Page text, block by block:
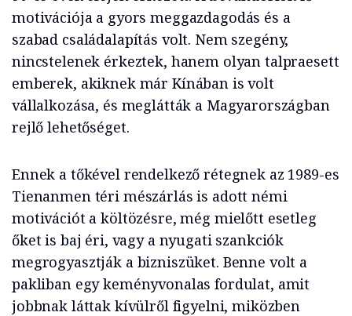
motivációja a gyors meggazdagodás és a
szabad családalapítás volt. Nem szegény,
nincstelenek érkeztek, hanem olyan talpraesett
emberek, akiknek már Kínában is volt
vállalkozása, és meglátták a Magyarországban
rejlő lehetőséget.
Ennek a tőkével rendelkező rétegnek az 1989-es
Tienanmen téri mészárlás is adott némi
motivációt a költözésre, még mielőtt esetleg
őket is baj éri, vagy a nyugati szankciók
megrogyasztják a bizniszüket. Benne volt a
pakliban egy keményvonalas fordulat, amit
jobbnak láttak kívülről figyelni, miközben